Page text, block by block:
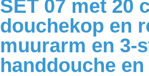
SET 07 met 20
douchekop en
muurarm en 3-
handdouche en